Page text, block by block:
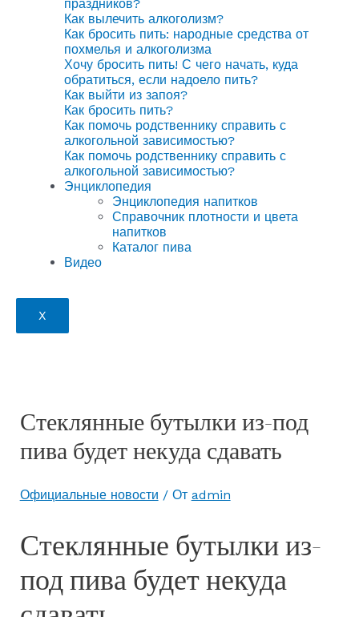
праздников?
Как вылечить алкоголизм?
Как бросить пить: народные средства от
похмелья и алкоголизма
Хочу бросить пить! С чего начать, куда
обратиться, если надоело пить?
Как выйти из запоя?
Как бросить пить?
Как помочь родственнику справить с
алкогольной зависимостью?
Как помочь родственнику справить с
алкогольной зависимостью?
Энциклопедия
Энциклопедия напитков
Справочник плотности и цвета
напитков
Каталог пива
Видео
X
Стеклянные бутылки из-под
пива будет некуда сдавать
Официальные новости / От admin
Стеклянные бутылки из-
под пива будет некуда